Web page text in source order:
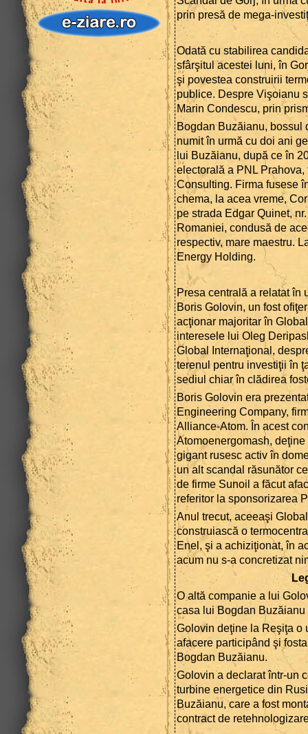
prin presă de mega-
Odată cu stabilirea
sfârşitul acestei luni, în
şi povestea construirii
publice. Despre Vişoianu
Marin Condescu, prin
Bogdan Buzăianu, bossul
numit în urmă cu doi ani
lui Buzăianu, după ce în
electorală a PNL
Consulting. Firma fusese
chema, la acea vreme,
pe strada Edgar Quinet,
Romaniei, condusă de
respectiv, mare maestru.
Energy Holding.
Presa centrală a relatat în
Boris Golovin, un fost
acţionar majoritar în
interesele lui Oleg
Global Internaţional,
terenul pentru investiţii în
sediul chiar în clădirea
Boris Golovin era
Engineering Company,
Alliance-Atom. În acest
Atomoenergomash,
gigant rusesc activ în
un alt scandal răsunător
de firme Sunoil a făcut
referitor la sponsorizarea
Anul trecut, aceeaşi
construiască o
Enel, şi a achiziţionat, în
acum nu s-a concretizat
O altă companie a lui
casa lui Bogdan
Golovin deţine la Reşiţa o
afacere participând şi
Bogdan Buzăianu.
Golovin a declarat într-un
turbine energetice din
Buzăianu, care a fost
contract de